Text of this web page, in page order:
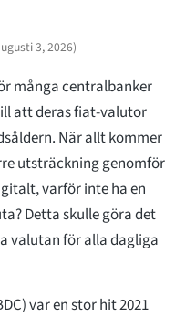
3, 2026)
många centralbanker
att deras fiat-valutor
När allt kommer
utsträckning genomför
varför inte ha en
Detta skulle göra det
valutan för alla dagliga
var en stor hit 2021